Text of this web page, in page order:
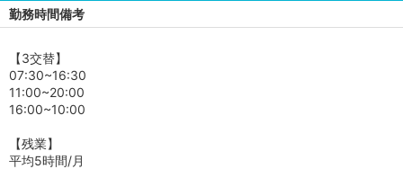
勤務時間備考
【3交替】
07:30~16:30
11:00~20:00
16:00~10:00
【残業】
平均5時間/月